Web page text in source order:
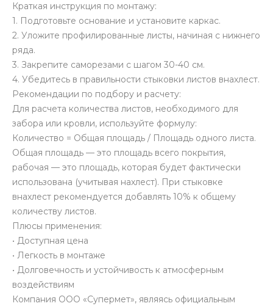
Краткая инструкция по монтажу:
1. Подготовьте основание и установите каркас.
2. Уложите профилированные листы, начиная с нижнего
ряда.
3. Закрепите саморезами с шагом 30-40 см.
4. Убедитесь в правильности стыковки листов внахлест.
Рекомендации по подбору и расчету:
Для расчета количества листов, необходимого для
забора или кровли, используйте формулу:
Количество = Общая площадь / Площадь одного листа.
Общая площадь — это площадь всего покрытия,
рабочая — это площадь, которая будет фактически
использована (учитывая нахлест). При стыковке
внахлест рекомендуется добавлять 10% к общему
количеству листов.
Плюсы применения:
• Доступная цена
• Легкость в монтаже
• Долговечность и устойчивость к атмосферным
воздействиям
Компания ООО «Супермет», являясь официальным